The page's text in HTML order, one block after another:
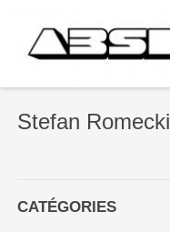
Stefan
CATÉGORIES